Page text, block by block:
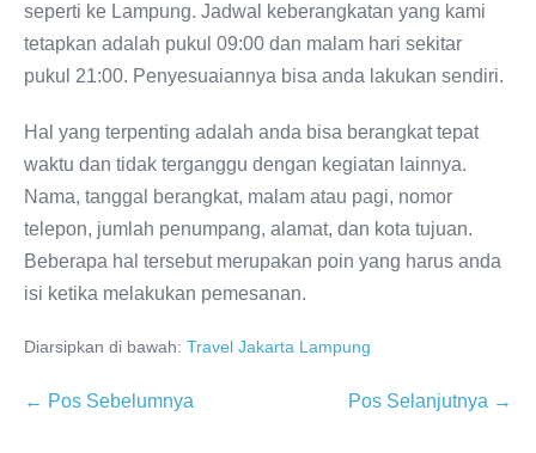
seperti ke Lampung. Jadwal keberangkatan yang kami
tetapkan adalah pukul 09:00 dan malam hari sekitar
pukul 21:00. Penyesuaiannya bisa anda lakukan sendiri.
Hal yang terpenting adalah anda bisa berangkat tepat
waktu dan tidak terganggu dengan kegiatan lainnya.
Nama, tanggal berangkat, malam atau pagi, nomor
telepon, jumlah penumpang, alamat, dan kota tujuan.
Beberapa hal tersebut merupakan poin yang harus anda
isi ketika melakukan pemesanan.
Diarsipkan di bawah: Travel Jakarta Lampung
← Pos Sebelumnya Pos Selanjutnya →